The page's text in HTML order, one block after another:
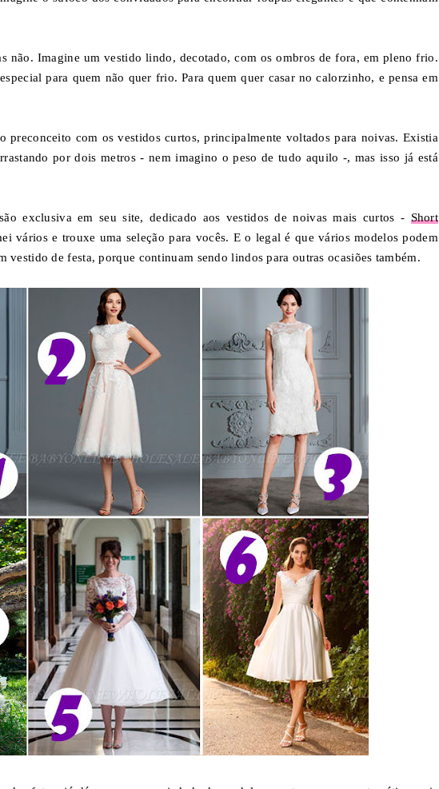
não. Imagine um vestido lindo, decotado, com os ombros de fora, em pleno frio.
para quem não quer frio. Para quem quer casar no calorzinho, e pensa em
preconceito com os vestidos curtos, principalmente voltados para noivas. Existia
por dois metros - nem imagino o peso de tudo aquilo -, mas isso já está
exclusiva em seu site, dedicado aos vestidos de noivas mais curtos - Short
vários e trouxe uma seleção para vocês. E o legal é que vários modelos podem
vestido de festa, porque continuam sendo lindos para outras ocasiões também.